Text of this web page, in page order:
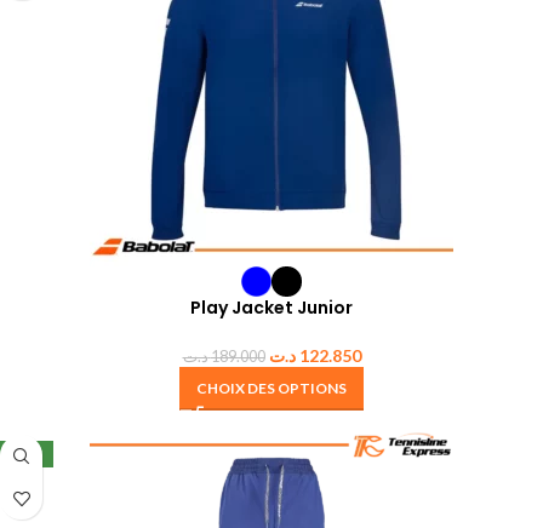
Play Jacket Junior
189.000د.ت 122.850 د.ت
CHOIX DES OPTIONS
NEW